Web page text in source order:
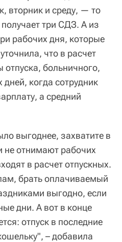
вторник и среду, — то
три СДЗ. А из
рабочих дня, которые
что в расчет
больничного,
когда сотрудник
а средний
выгоднее, захватите в
не отнимают рабочих
в расчет отпускных.
брать оплачиваемый
выгодно, если
дни. А вот в конце
отпуск в последние
– добавила